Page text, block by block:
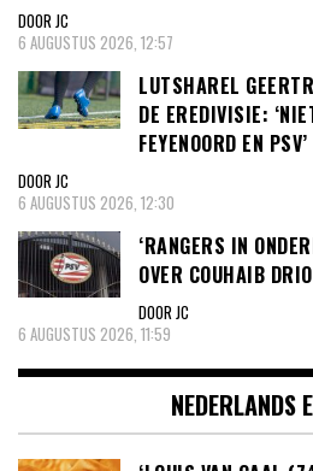
DOOR JC
6 AUGUSTUS 2026, 12:57
LUTSHAREL
DE EREDIVISIE:
FEYENOORD EN PSV’
DOOR JC
6 AUGUSTUS 2026, 12:30
‘RANGERS IN
OVER COUHAIB
DOOR JC
6 AUGUSTUS 2026, 11:59
NEDERLANDS